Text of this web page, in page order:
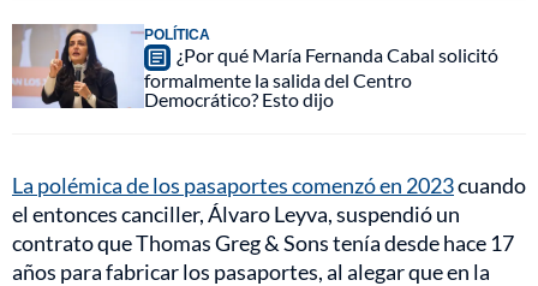
POLÍTICA
¿Por qué María Fernanda Cabal solicitó
formalmente la salida del Centro
Democrático? Esto dijo
La polémica de los pasaportes comenzó en 2023cuando
el entonces canciller, Álvaro Leyva, suspendió un
contrato que Thomas Greg & Sons tenía desde hace 17
años para fabricar los pasaportes, al alegar que en la